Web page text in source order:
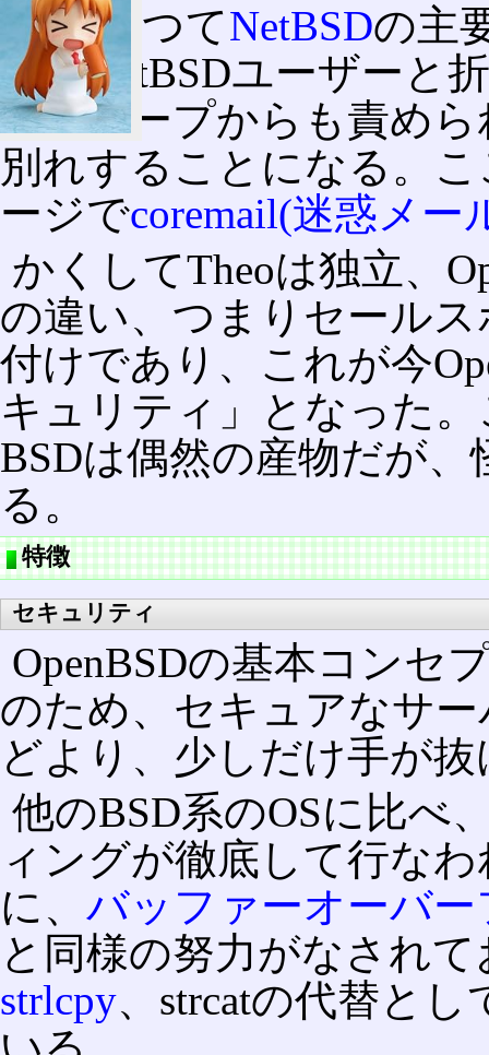
氏はかつてNetBSDの主
あるNetBSDユーザーと
者グループからも責め
別れすることになる。
ージでcoremail(迷惑メー
かくしてTheoは独立、
の違い、つまりセール
付けであり、これが今
キュリティ」となった
BSDは偶然の産物だが
る。
特徴
セキュリティ
OpenBSDの基本コンセ
のため、セキュアなサ
どより、少しだけ手が
他のBSD系のOSに比べ
ィングが徹底して行な
に、 バッファーオーバー
と同様の努力がなされて
strlcpy、strcatの代替と